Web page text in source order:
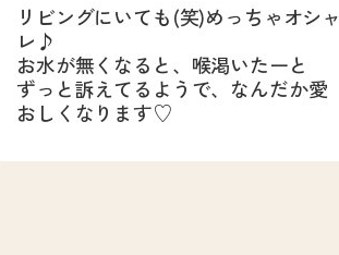
リビングにいても(笑)めっちゃオシャ
レ♪
お水が無くなると、喉渇いたーと
ずっと訴えてるようで、なんだか愛
おしくなります♡